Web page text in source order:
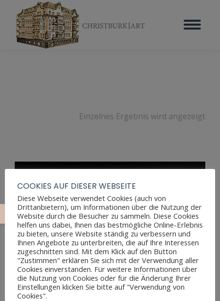
Einzelnes Ergebnis wird angezeigt
COOKIES AUF DIESER WEBSEITE
Diese Webseite verwendet Cookies (auch von
Drittanbietern), um Informationen über die Nutzung der
Website durch die Besucher zu sammeln. Diese Cookies
helfen uns dabei, Ihnen das bestmögliche Online-Erlebnis
zu bieten, unsere Website ständig zu verbessern und
Ihnen Angebote zu unterbreiten, die auf Ihre Interessen
zugeschnitten sind. Mit dem Klick auf den Button
"Zustimmen" erklären Sie sich mit der Verwendung aller
Cookies einverstanden. Für weitere Informationen über
die Nutzung von Cookies oder für die Änderung Ihrer
Einstellungen klicken Sie bitte auf "Verwendung von
Cookies".